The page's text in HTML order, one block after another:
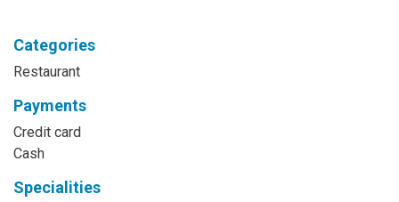
Categories
Restaurant
Payments
Credit card
Cash
Specialities